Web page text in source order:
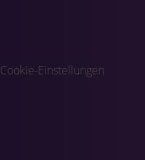
Cookie-Einstellungen